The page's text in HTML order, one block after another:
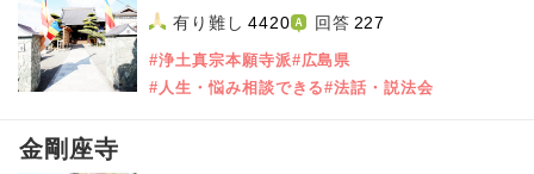
有り難し 4420 回答 227
#浄土真宗本願寺派#広島県
#人生・悩み相談できる#法話・説法会
金剛座寺